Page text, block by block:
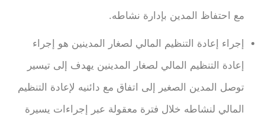
مع احتفاظ المدين بإدارة نشاطه.
إجراء إعادة التنظيم المالي لصغار المدينين هو إجراء
إعادة التنظيم المالي لصغار المدينين يهدف إلى تيسير
توصل المدين الصغير إلى اتفاق مع دائنيه لإعادة التنظيم
المالي لنشاطه خلال فترة معقولة عبر إجراءات يسيرة